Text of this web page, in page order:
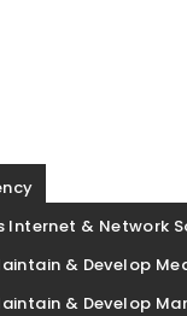
Internet & Network
& Develop
& Develop